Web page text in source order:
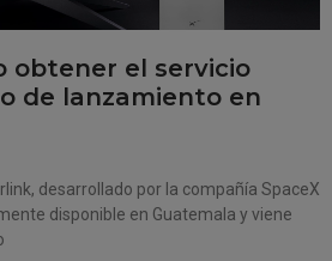
obtener el servicio
de lanzamiento en
desarrollado por la compañía SpaceX
disponible en Guatemala y viene